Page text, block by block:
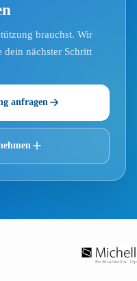
brauchst. Wir
dein nächster Schritt
anfragen